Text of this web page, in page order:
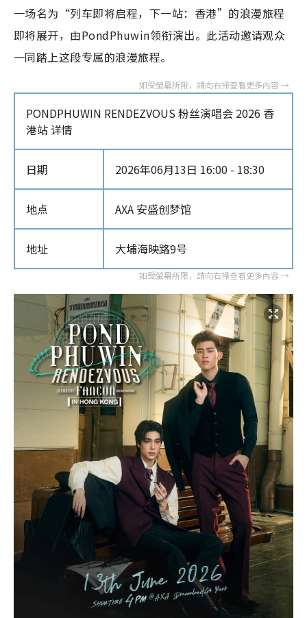
一场名为“列车即将启程，下一站：香港”的浪漫旅程
即将展开，由PondPhuwin领衔演出。此活动邀请观众
一同踏上这段专属的浪漫旅程。
PONDPHUWIN RENDEZVOUS 粉丝演唱会 2026 香
港站 详情
日期 2026年06月13日 16:00 - 18:30
地点 AXA 安盛创梦馆
地址 大埔海映路9号